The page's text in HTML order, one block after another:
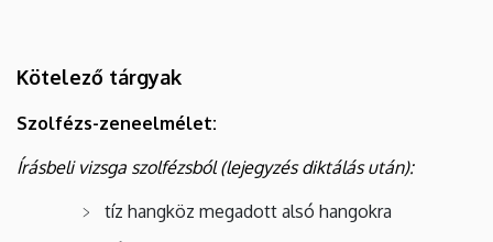
Kötelező tárgyak
Szolfézs-zeneelmélet:
Írásbeli vizsga szolfézsból (lejegyzés diktálás után):
tíz hangköz megadott alsó hangokra